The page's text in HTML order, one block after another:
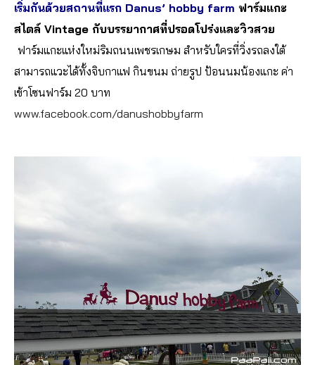
เริ่มกันด้วยสถานที่แรก Danus’ hobby farm ฟาร์มแกะ
สไตล์ Vintage กับบรรยากาศที่ปรอดโปร่งและวิวสวย
ฟาร์มแกะแห่งใหม่ริมถนนเพชรเกษม สำหรับใครที่วิ่งรถลงใต้
สามารถแวะได้ทั้งจิบกาแฟ กินขนม ถ่ายรูป ป้อนนมน้องแกะ ค่า
เข้าโซนฟาร์ม 20 บาท
www.facebook.com/danushobbyfarm